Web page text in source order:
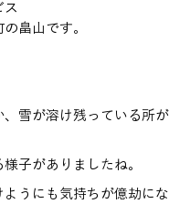
畠山です。
雪が溶け残っている所が
子がありましたね。
うにも気持ちが億劫にな